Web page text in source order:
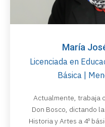
María
Licenciada en
Básica |
Actualmente, trabaja
Don Bosco, dictando
Historia y Artes a 4º